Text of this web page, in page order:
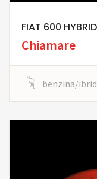
FIAT 600
Chiamare
benzina/